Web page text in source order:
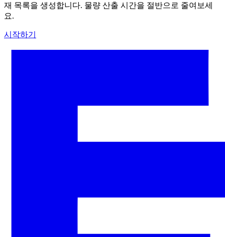
재 목록을 생성합니다. 물량 산출 시간을 절반으로 줄여보세
요.
시작하기